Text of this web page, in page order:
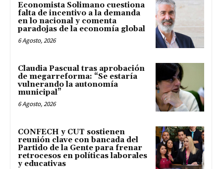
Economista Solimano cuestiona
falta de incentivo a la demanda
en lo nacional y comenta
paradojas de la economía global
6 Agosto, 2026
Claudia Pascual tras aprobación
de megarreforma: “Se estaría
vulnerando la autonomía
municipal”
6 Agosto, 2026
CONFECH y CUT sostienen
reunión clave con bancada del
Partido de la Gente para frenar
retrocesos en políticas laborales
y educativas